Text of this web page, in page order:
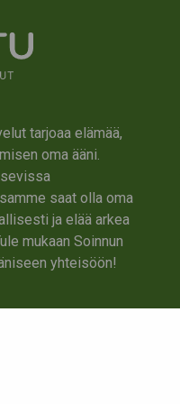
tarjoaa elämää,
oma ääni.
saat olla oma
ja elää arkea
mukaan Soinnun
yhteisöön!